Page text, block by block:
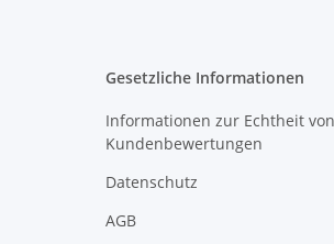
Gesetzliche Informationen
Informationen zur Echtheit von
Kundenbewertungen
Datenschutz
AGB